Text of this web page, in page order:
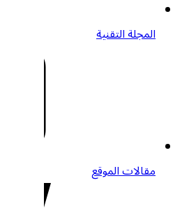
المجلة التقنية
مقالات الموقع